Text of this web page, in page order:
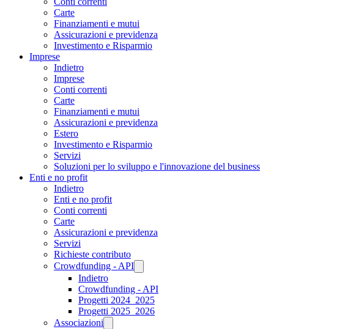
Carte
Finanziamenti e mutui
Assicurazioni e previdenza
Investimento e Risparmio
Imprese
Indietro
Imprese
Conti correnti
Carte
Finanziamenti e mutui
Assicurazioni e previdenza
Estero
Investimento e Risparmio
Servizi
Soluzioni per lo sviluppo e l'innovazione del business
Enti e no profit
Indietro
Enti e no profit
Conti correnti
Carte
Assicurazioni e previdenza
Servizi
Richieste contributo
Crowdfunding - API
Indietro
Crowdfunding - API
Progetti 2024_2025
Progetti 2025_2026
Associazioni